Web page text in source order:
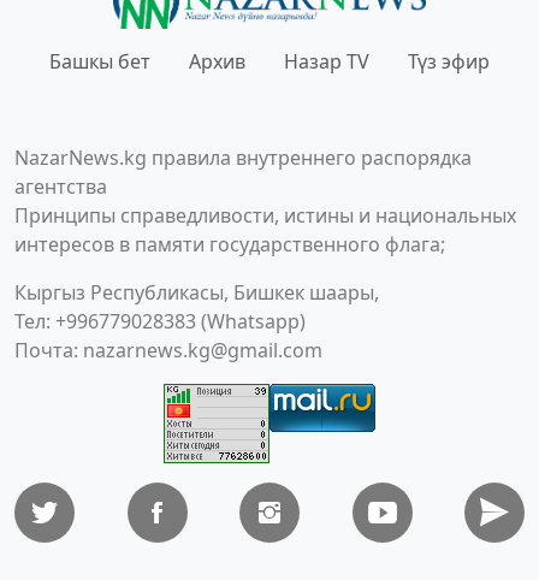
Башкы бет Архив Назар TV Түз эфир
NazarNews.kg правила внутреннего распорядка
агентства
Принципы справедливости, истины и национальных
интересов в памяти государственного флага;
Кыргыз Республикасы, Бишкек шаары,
Тел: +996779028383 (Whatsapp)
Почта: nazarnews.kg@gmail.com